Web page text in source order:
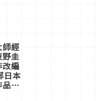
師經
圭
編
日本
推